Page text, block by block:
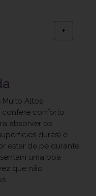
+
Muito Altos
confere conforto
absorver os
duras) e
estar de pé durante
uma boa
que não